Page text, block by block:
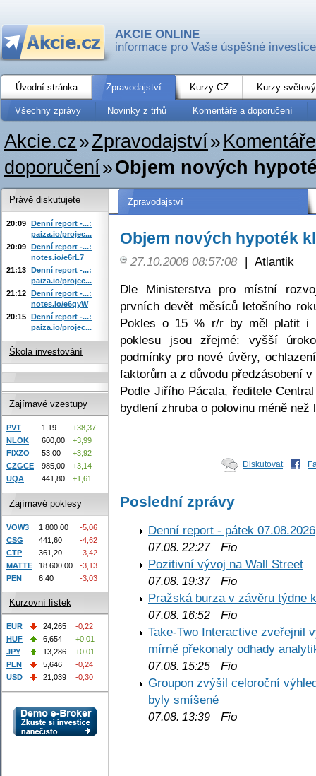
AKCIE ONLINE
informace pro Vaše úspěšné investice
Úvodní stránka Zpravodajství Kurzy CZ Kurzy
Všechny zprávy Novinky z trhů Komentáře a doporučení
Akcie.cz»Zpravodajství»
doporučení»Objem nových
Zpravodajství
Objem nových hypoték
27.10.2008 08:57:08 | Atlantik
Dle Ministerstva pro místní
prvních devět měsíců letošního
Pokles o 15 % r/r by měl platit i
poklesu jsou zřejmé: vyšší
podmínky pro nové úvěry,
faktorům a z důvodu předzásobení
Podle Jiřího Pácala, ředitele
bydlení zhruba o polovinu méně než
Diskutovat
Poslední zprávy
Denní report - pátek 07.08.2026
07.08. 22:27Fio
Pozitivní vývoj na Wall Street
07.08. 19:37Fio
Pražská burza v závěru týdne
07.08. 16:52 Fio
Take-Two Interactive zveřejnil
mírně překonaly odhady
07.08. 15:25 Fio
Groupon zvýšil celoroční
byly smíšené
07.08. 13:39 Fio
Právě diskutujete
20:09 Denní report -...:
paiza.io/projec...
20:09 Denní report -...:
notes.io/e6rL7
21:13 Denní report -...:
paiza.io/projec...
21:12 Denní report -...:
notes.io/e6qyW
20:15 Denní report -...:
paiza.io/projec...
Škola investování
Zajímavé vzestupy
PVT 1,19
+38,37
NLOK
600,00
+3,99
FIXZO
53,00
+3,92
CZGCE
985,00
+3,14
UQA
441,80 +1,61
Zajímavé poklesy
VOW3 1 800,00
-5,06
CSG
441,60
-4,62
CTP
361,20
-3,42
MATTE
18 600,00
-3,13
PEN
6,40 -3,03
Kurzovní lístek
EUR 24,265
-0,22
HUF
6,654
+0,01
JPY
13,286
+0,01
PLN
5,646
-0,24
USD
21,039 -0,30